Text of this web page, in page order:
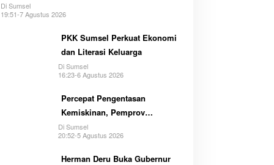
Di Sumsel
19:51-7 Agustus 2026
PKK Sumsel Perkuat Ekonomi
dan Literasi Keluarga
Di Sumsel
16:23-6 Agustus 2026
Percepat Pengentasan
Kemiskinan, Pemprov
Optimalkan GSMP Melalui
Multihelix
Di Sumsel
20:52-5 Agustus 2026
Herman Deru Buka Gubernur